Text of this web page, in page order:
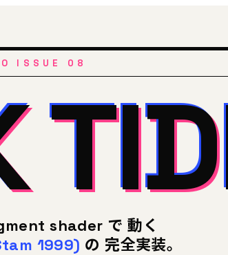
ISSUE 08
shader で 動く
1999) の 完全実装。